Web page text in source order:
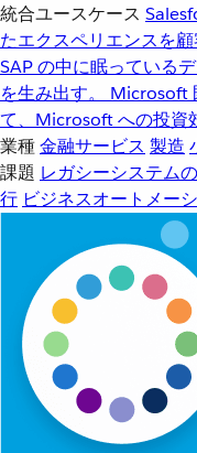
統合ユースケース
たエクスペリエンスを
SAP の中に眠っている
を生み出す。
Microsoft
て、Microsoft への投資
業種金融サービス 製造
課題 レガシーシステム
行 ビジネスオートメー